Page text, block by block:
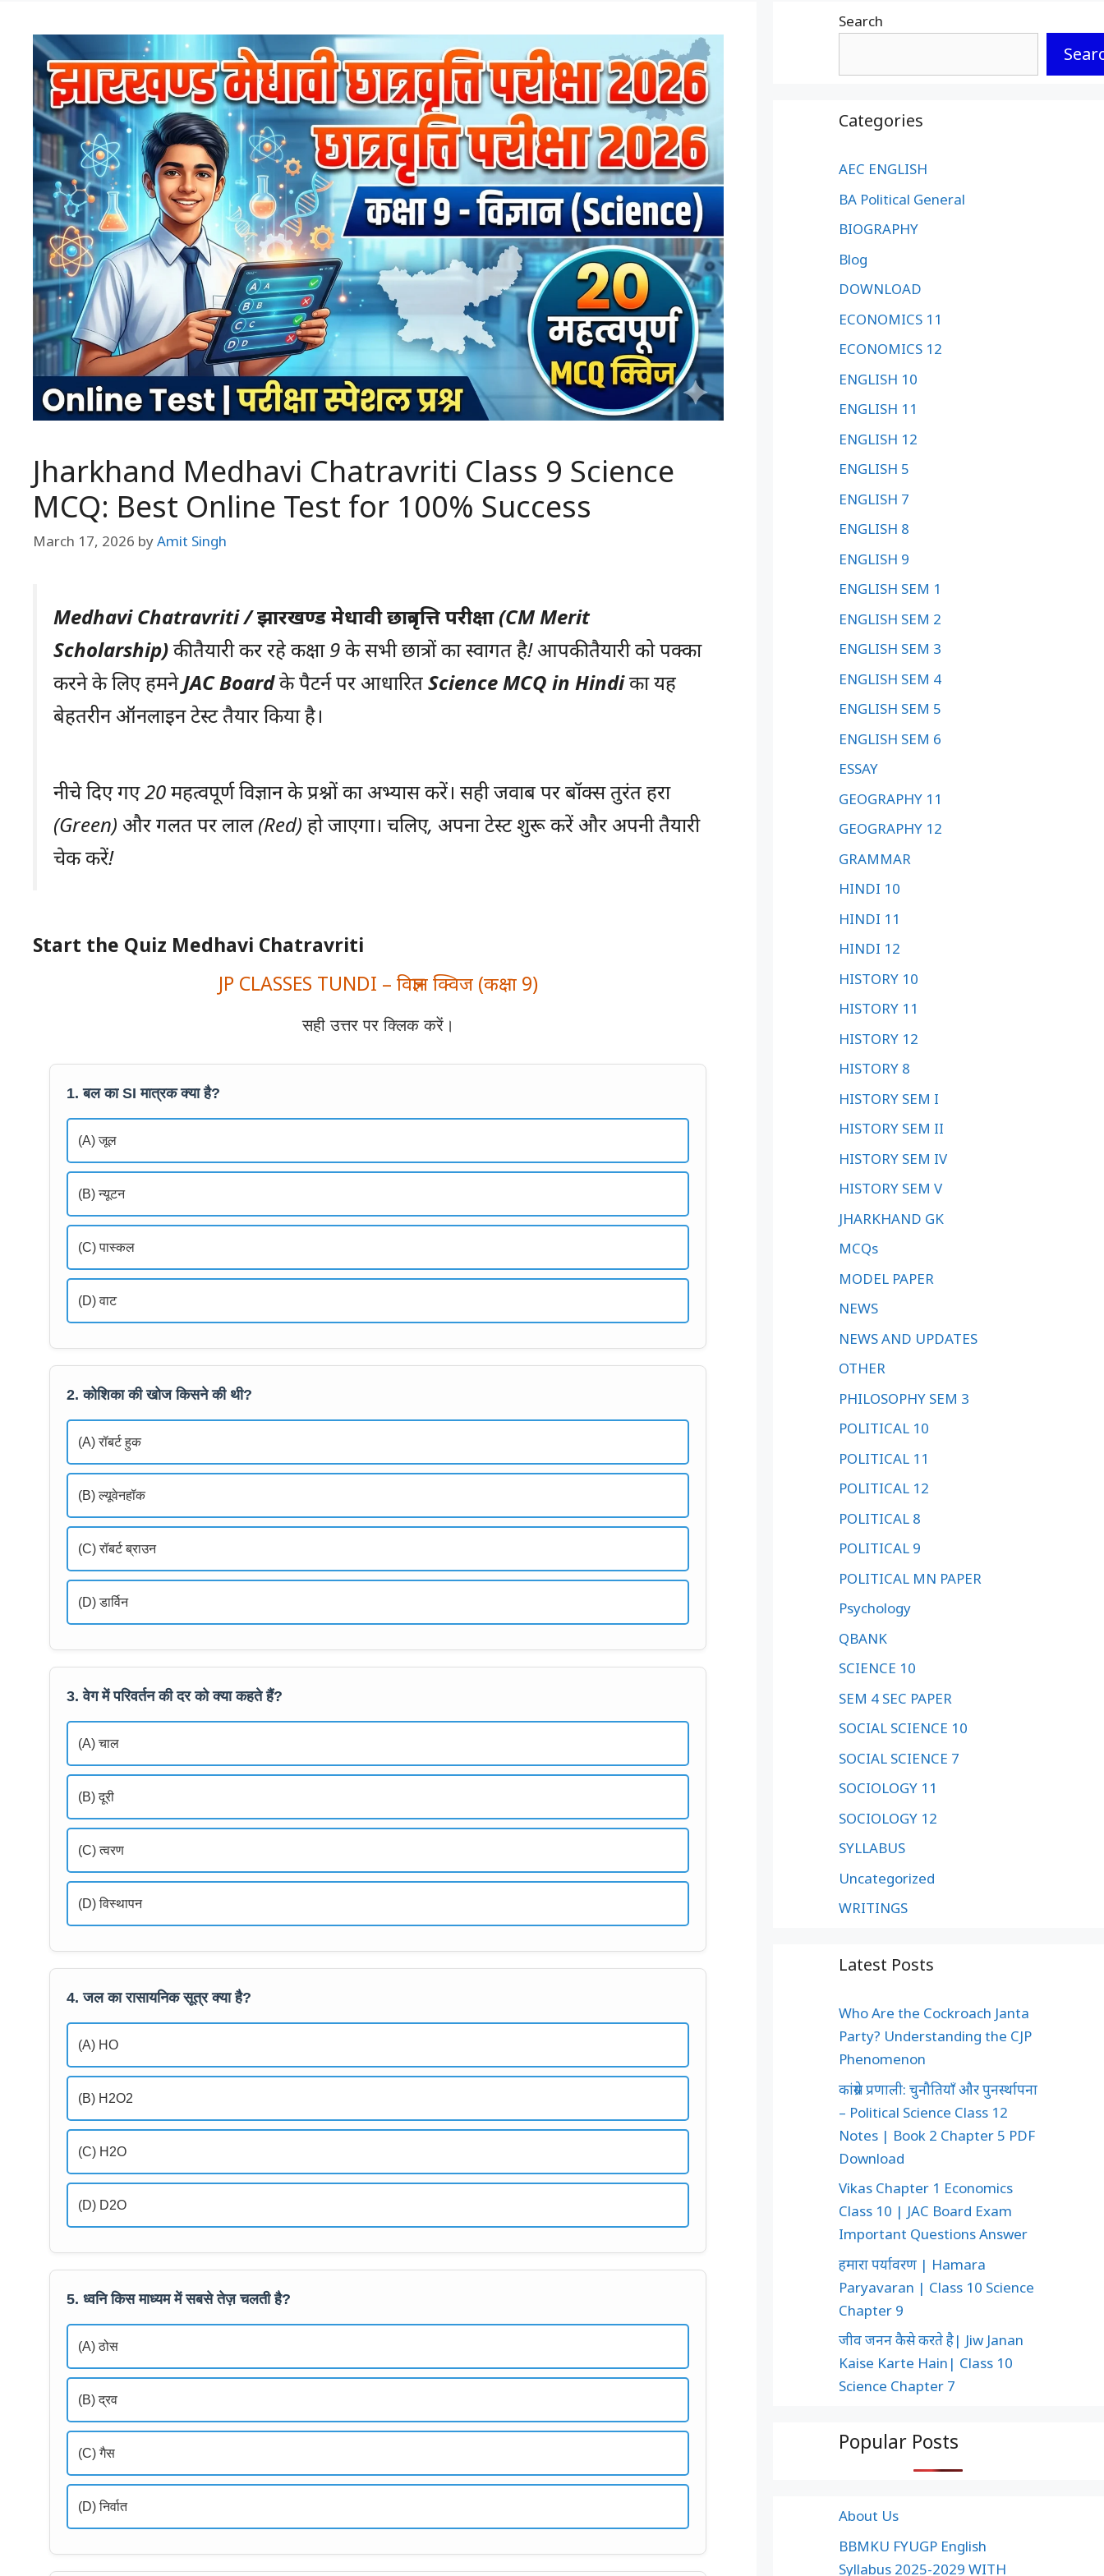
Jharkhand Medhavi Chatravriti Class 9 Science
MCQ: Best Online Test for 100% Success
March 17, 2026 byAmit Singh
Medhavi Chatravriti / झारखण्ड मेधावी छात्रवृत्ति परीक्षा (CM Merit
Scholarship)की तैयारी कर रहे कक्षा 9 के सभी छात्रों का स्वागत है! आपकी तैयारी को पक्का
करने के लिए हमनेJAC Boardके पैटर्न पर आधारितScience MCQ in Hindiका यह
बेहतरीन ऑनलाइन टेस्ट तैयार किया है।
नीचे दिए गए 20 महत्वपूर्ण विज्ञान के प्रश्नों का अभ्यास करें। सही जवाब पर बॉक्स तुरंत हरा
(Green) और गलत पर लाल (Red) हो जाएगा। चलिए, अपना टेस्ट शुरू करें और अपनी तैयारी
चेक करें!
Start the Quiz Medhavi Chatravriti
JP CLASSES TUNDI – विज्ञान क्विज (कक्षा 9)
सही उत्तर पर क्लिक करें।
1. बल का SI मात्रक क्या है?
(A) जूल
(B) न्यूटन
(C) पास्कल
(D) वाट
2. कोशिका की खोज किसने की थी?
(A) रॉबर्ट हुक
(B) ल्यूवेनहॉक
(C) रॉबर्ट ब्राउन
(D) डार्विन
3. वेग में परिवर्तन की दर को क्या कहते हैं?
(A) चाल
(B) दूरी
(C) त्वरण
(D) विस्थापन
4. जल का रासायनिक सूत्र क्या है?
(A) HO
(B) H2O2
(C) H2O
(D) D2O
5. ध्वनि किस माध्यम में सबसे तेज़ चलती है?
(A) ठोस
(B) द्रव
(C) गैस
(D) निर्वात
Search
Categories
AEC ENGLISH
BA Political General
BIOGRAPHY
Blog
DOWNLOAD
ECONOMICS 11
ECONOMICS 12
ENGLISH 10
ENGLISH 11
ENGLISH 12
ENGLISH 5
ENGLISH 7
ENGLISH 8
ENGLISH 9
ENGLISH SEM 1
ENGLISH SEM 2
ENGLISH SEM 3
ENGLISH SEM 4
ENGLISH SEM 5
ENGLISH SEM 6
ESSAY
GEOGRAPHY 11
GEOGRAPHY 12
GRAMMAR
HINDI 10
HINDI 11
HINDI 12
HISTORY 10
HISTORY 11
HISTORY 12
HISTORY 8
HISTORY SEM I
HISTORY SEM II
HISTORY SEM IV
HISTORY SEM V
JHARKHAND GK
MCQs
MODEL PAPER
NEWS
NEWS AND UPDATES
OTHER
PHILOSOPHY SEM 3
POLITICAL 10
POLITICAL 11
POLITICAL 12
POLITICAL 8
POLITICAL 9
POLITICAL MN PAPER
Psychology
QBANK
SCIENCE 10
SEM 4 SEC PAPER
SOCIAL SCIENCE 10
SOCIAL SCIENCE 7
SOCIOLOGY 11
SOCIOLOGY 12
SYLLABUS
Uncategorized
WRITINGS
Latest Posts
Who Are the Cockroach Janta
Party? Understanding the CJP
Phenomenon
कांग्रेस प्रणाली: चुनौतियाँ और पुनर्स्थापना
– Political Science Class 12
Notes | Book 2 Chapter 5 PDF
Download
Vikas Chapter 1 Economics
Class 10 | JAC Board Exam
Important Questions Answer
हमारा पर्यावरण | Hamara
Paryavaran | Class 10 Science
Chapter 9
जीव जनन कैसे करते है| Jiw Janan
Kaise Karte Hain| Class 10
Science Chapter 7
Popular Posts
About Us
BBMKU FYUGP English
Syllabus 2025-2029 WITH